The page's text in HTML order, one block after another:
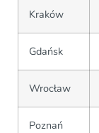
Kraków
Gdańsk
Wrocław
Poznań